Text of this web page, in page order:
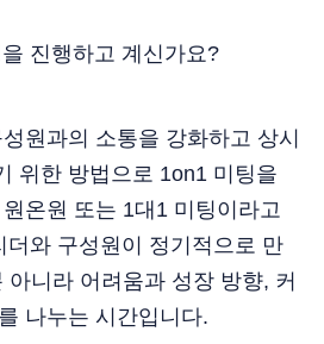
진행하고 계신가요?
원과의 소통을 강화하고 상시
위한 방법으로 1on1 미팅을
온원 또는 1대1 미팅이라고
더와 구성원이 정기적으로 만
아니라 어려움과 성장 방향, 커
나누는 시간입니다.